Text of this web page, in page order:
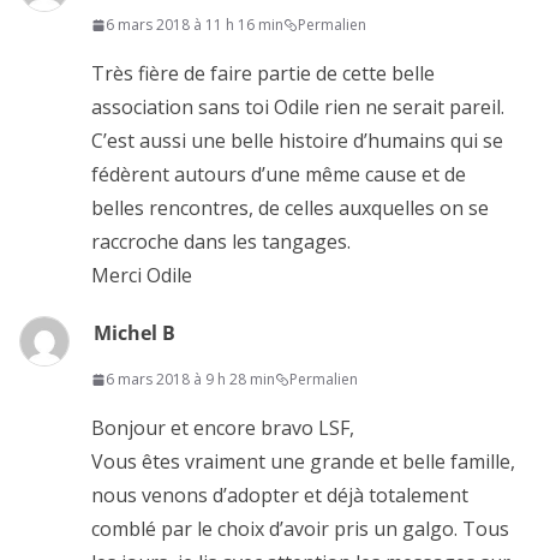
6 mars 2018 à 11 h 16 min Permalien
Très fière de faire partie de cette belle
association sans toi Odile rien ne serait pareil.
C’est aussi une belle histoire d’humains qui se
fédèrent autours d’une même cause et de
belles rencontres, de celles auxquelles on se
raccroche dans les tangages.
Merci Odile
Michel B
6 mars 2018 à 9 h 28 min Permalien
Bonjour et encore bravo LSF,
Vous êtes vraiment une grande et belle famille,
nous venons d’adopter et déjà totalement
comblé par le choix d’avoir pris un galgo. Tous